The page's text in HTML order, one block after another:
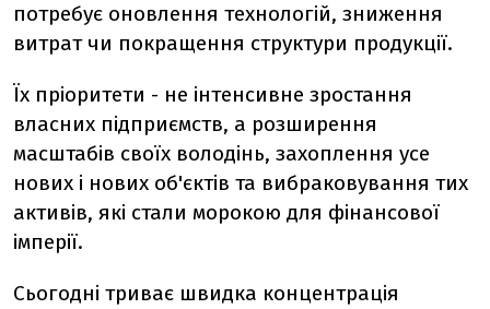
потребує оновлення технологій, зниження
витрат чи покращення структури продукції.
Їх пріоритети - не інтенсивне зростання
власних підприємств, а розширення
масштабів своїх володінь, захоплення усе
нових і нових об'єктів та вибраковування тих
активів, які стали морокою для фінансової
імперії.
Сьогодні триває швидка концентрація